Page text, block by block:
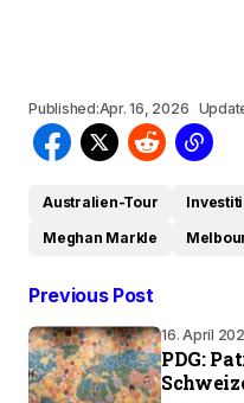
Published:Apr. 16, 2026
Australien-Tour
Meghan Markle
Previous Post
16. April
PDG: